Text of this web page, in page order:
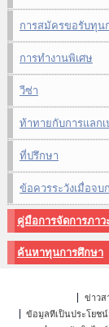
การสมัครขอรับทุน
การทำงานพิเศษ
วีซ่า
ท้าทายกับการแลก
ที่ปรึกษา
ข้อควรระวังเมื่อจบ
คู่มือการจัดการภาว
ค้นหาทุนการศึกษา
ข่าวส
ข้อมูลที่เป็นประโยช